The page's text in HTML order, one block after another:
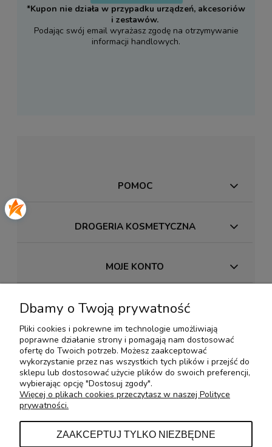
*Kupon nie działa w przypadku urządzeń, akcesoriów
i zestawów.
Podając swój email wyrażasz zgodę na otrzymywanie
informacji handlowych.
POMOC
DROGERIA KOSMETYCZNA
MOJE KONTO
PŁATNOŚCI I DOSTAWA
INFORMACJE
O NAS
KONTAKT Z NAMI
Dbamy o Twoją prywatność
Pliki cookies i pokrewne im technologie umożliwiają
poprawne działanie strony i pomagają nam dostosować
ofertę do Twoich potrzeb. Możesz zaakceptować
wykorzystanie przez nas wszystkich tych plików i przejść do
sklepu lub dostosować użycie plików do swoich preferencji,
wybierając opcję "Dostosuj zgody".
Więcej o plikach cookies przeczytasz w naszej Polityce
prywatności.
ZAAKCEPTUJ TYLKO NIEZBĘDNE